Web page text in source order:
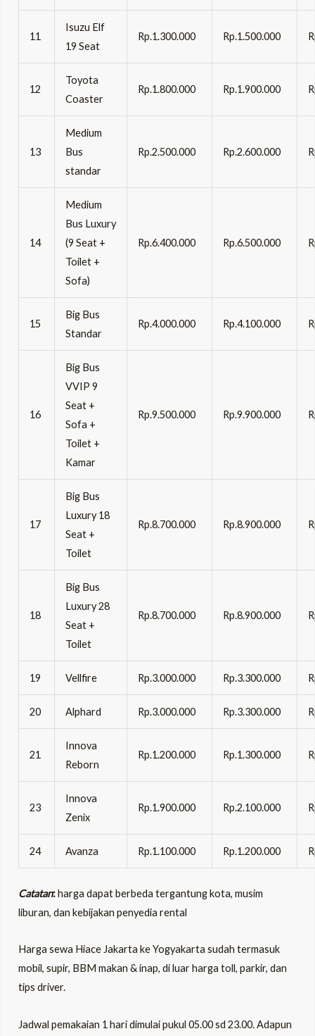
11
Isuzu Elf
19 Seat
Rp.1.300.000 Rp.1.500.000
12
Toyota
Coaster
Rp.1.800.000 Rp.1.900.000
13
Medium
Bus
standar
Rp.2.500.000 Rp.2.600.000
14
Medium
Bus Luxury
(9 Seat +
Toilet +
Sofa)
Rp.6.400.000 Rp.6.500.000
15
Big Bus
Standar
Rp.4.000.000 Rp.4.100.000
16
Big Bus
VVIP 9
Seat +
Sofa +
Toilet +
Kamar
Rp.9.500.000 Rp.9.900.000
17
Big Bus
Luxury 18
Seat +
Toilet
Rp.8.700.000 Rp.8.900.000
18
Big Bus
Luxury 28
Seat +
Toilet
Rp.8.700.000 Rp.8.900.000
19 Vellfire Rp.3.000.000 Rp.3.300.000
20 Alphard Rp.3.000.000 Rp.3.300.000
21
Innova
Reborn
Rp.1.200.000 Rp.1.300.000
23
Innova
Zenix
Rp.1.900.000 Rp.2.100.000
24 Avanza Rp.1.100.000 Rp.1.200.000
Catatan:harga dapat berbeda tergantung kota, musim
liburan, dan kebijakan penyedia rental
Harga sewa Hiace Jakarta ke Yogyakarta sudah termasuk
mobil, supir, BBM makan & inap, di luar harga toll, parkir, dan
tips driver.
Jadwal pemakaian 1 hari dimulai pukul 05.00 sd 23.00. Adapun